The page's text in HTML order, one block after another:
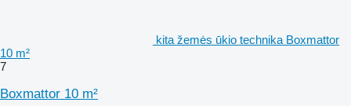
kita žemės ūkio technika Boxmattor
10 m²
7
Boxmattor 10 m²